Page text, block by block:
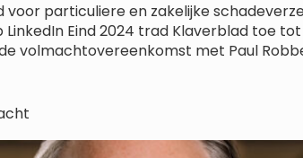
particuliere en zakelijke
Eind 2024 trad Klaverblad toe
volmachtovereenkomst met Paul